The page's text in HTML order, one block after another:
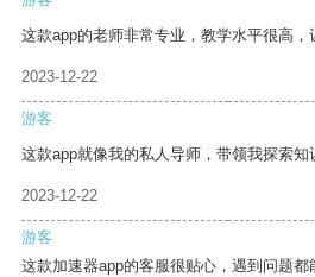
这款app的老师非常专业，教学水平很高，
2023-12-22
游客
这款app就像我的私人导师，带领我探索知
2023-12-22
游客
这款加速器app的客服很贴心，遇到问题